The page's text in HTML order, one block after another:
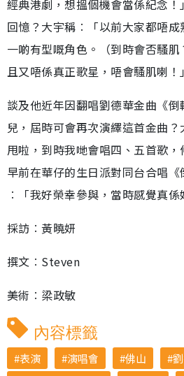
經典港劇，想搵個機會當係紀念
回憶？大宇稱︰「以前大家都唔
一啲有型嘅角色。（到時會否騷
且又唔係真正歌星，唔會騷肌喇！」
談及他近年因翻唱劉德華金曲《
兒，屆時可會再次演繹這首金曲
甩啦，到時我哋會唱四、五首歌
早前在華仔的生日派對同台合唱
︰「我好榮幸參與，當時感覺真係
採訪︰黃曉妍
撰文︰Steven
美術︰梁政敏
內容標籤
表演 演唱會 佛山